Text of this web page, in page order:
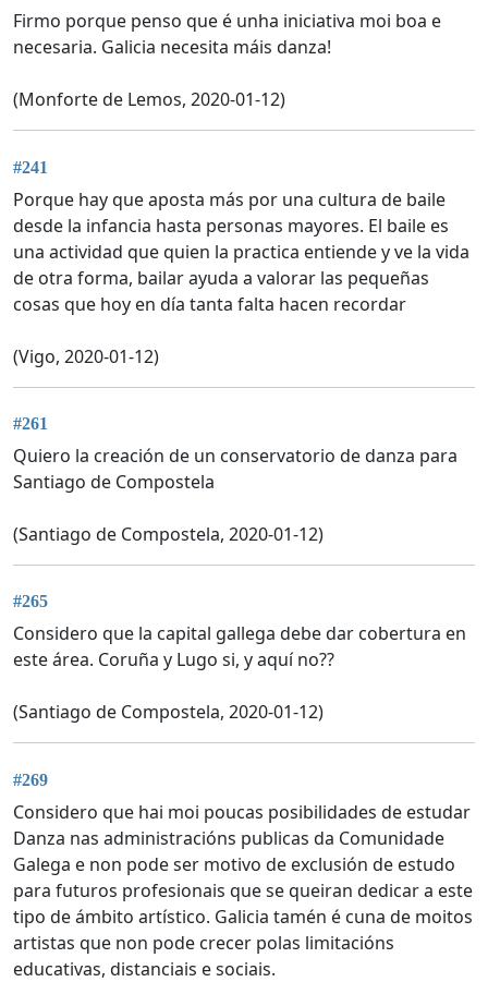
Firmo porque penso que é unha iniciativa moi boa e
necesaria. Galicia necesita máis danza!
(Monforte de Lemos, 2020-01-12)
#241
Porque hay que aposta más por una cultura de baile
desde la infancia hasta personas mayores. El baile es
una actividad que quien la practica entiende y ve la vida
de otra forma, bailar ayuda a valorar las pequeñas
cosas que hoy en día tanta falta hacen recordar
(Vigo, 2020-01-12)
#261
Quiero la creación de un conservatorio de danza para
Santiago de Compostela
(Santiago de Compostela, 2020-01-12)
#265
Considero que la capital gallega debe dar cobertura en
este área. Coruña y Lugo si, y aquí no??
(Santiago de Compostela, 2020-01-12)
#269
Considero que hai moi poucas posibilidades de estudar
Danza nas administracións publicas da Comunidade
Galega e non pode ser motivo de exclusión de estudo
para futuros profesionais que se queiran dedicar a este
tipo de ámbito artístico. Galicia tamén é cuna de moitos
artistas que non pode crecer polas limitacións
educativas, distanciais e sociais.